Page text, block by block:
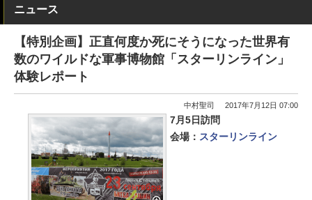
ニュース
【特別企画】正直何度か死にそうになった世界有
数のワイルドな軍事博物館「スターリンライン」
体験レポート
中村聖司 2017年7月12日 07:00
7月5日訪問
会場： スターリンライン